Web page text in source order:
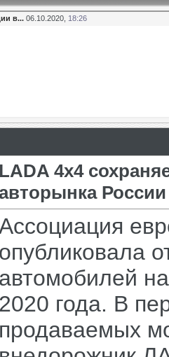
в... 06.10.2020, 18:26
LADA 4х4
России
опубликовала
автомобилей
2020 года. В
продаваемых